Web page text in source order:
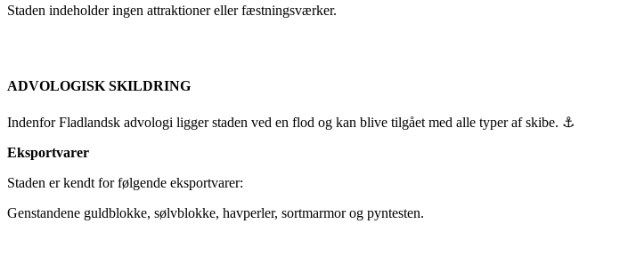
Staden indeholder ingen attraktioner eller fæstningsværker.
ADVOLOGISK SKILDRING
Indenfor Fladlandsk advologi ligger staden ved en flod og kan blive tilgået med alle typer af skibe. ⚓
Eksportvarer
Staden er kendt for følgende eksportvarer:
Genstandene guldblokke, sølvblokke, havperler, sortmarmor og pyntesten.